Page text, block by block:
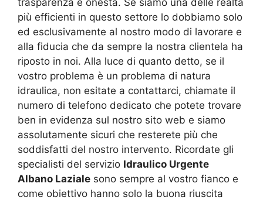
più efficienti in questo settore lo dobbiamo solo
ed esclusivamente al nostro modo di lavorare e
alla fiducia che da sempre la nostra clientela ha
riposto in noi. Alla luce di quanto detto, se il
vostro problema è un problema di natura
idraulica, non esitate a contattarci, chiamate il
numero di telefono dedicato che potete trovare
ben in evidenza sul nostro sito web e siamo
assolutamente sicuri che resterete più che
soddisfatti del nostro intervento. Ricordate gli
specialisti del servizio Idraulico Urgente
Albano Laziale sono sempre al vostro fianco e
come obiettivo hanno solo la buona riuscita